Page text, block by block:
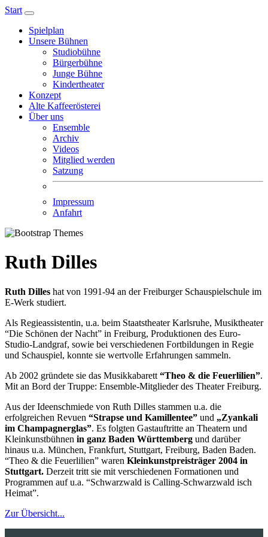
Start
Spielplan
Unsere Bühnen
Studiobühne
Bürgerbühne
Junge Bühne
Kindertheater
Konzept
Alte Kaffeerösterei
Über uns
Ensemble
Archiv
Videos
Mitglied werden
Satzung
Impressum
Anfahrt
Ruth Dilles
Ruth Dilles hat von 1991-94 an der Freiburger Schauspielschule im
E-Werk studiert.
Als Regieassistentin, u.a. beim Staatstheater Karlsruhe, Musiktheater
“Die Schönen der Nacht” in Freiburg, Produktionen des Euro-
Studio-Landgraf, sowie bei verschiedenen Fortbildungen in Regie
und Schauspiel, konnte sie wertvolle Erfahrungen sammeln.
Ab 2002 gründete sie das Musikkabarett “Theo & die Feuerlilien”.
Mit an Bord der Truppe: Ensemble-Mitglieder des Theater Freiburg.
Aus der Ideenschmiede von Ruth Dilles stammen u.a. die
erfolgreichen Revuen “Strapse und Kamillentee” und „Zyankali
im Champagnerglas”. Es folgten Gastauftritte an Theatern und
Kleinkunstbühnen in ganz Baden Württemberg und darüber
hinaus u.a. München, Frankfurt, Stuttgart, Freiburg, Baden Baden.
“Theo & die Feuerlilien” waren Kleinkunstpreisträger 2004 in
Stuttgart. Derzeit tritt sie mit verschiedenen Formationen und
Programmen auf u.a. “Schwarzwald is Calling-Schwarzwald isch
Heimat”.
Zur Übersicht...